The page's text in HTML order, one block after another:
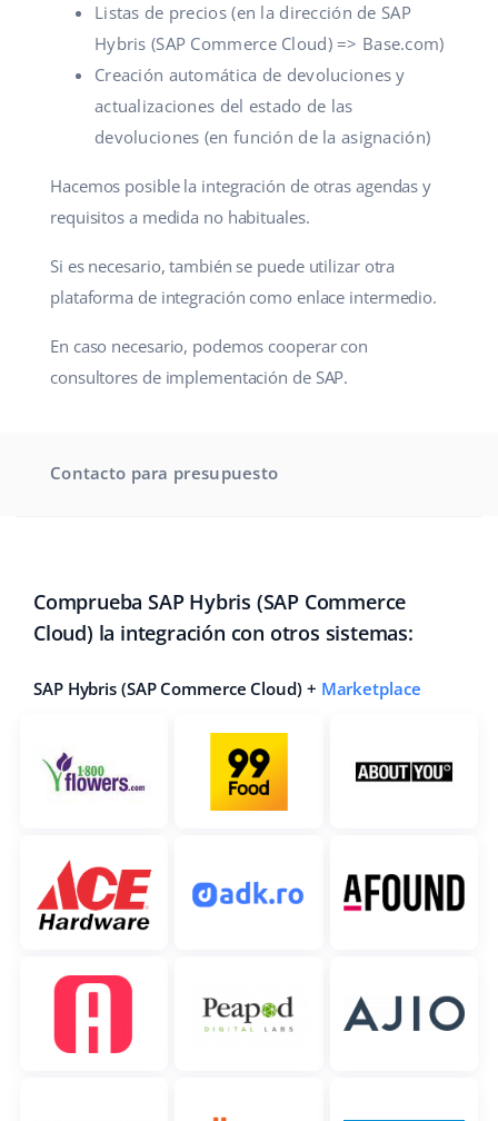
Listas de precios (en la dirección de SAP
Hybris (SAP Commerce Cloud) => Base.com)
Creación automática de devoluciones y
actualizaciones del estado de las
devoluciones (en función de la asignación)
Hacemos posible la integración de otras agendas y
requisitos a medida no habituales.
Si es necesario, también se puede utilizar otra
plataforma de integración como enlace intermedio.
En caso necesario, podemos cooperar con
consultores de implementación de SAP.
Contacto para presupuesto
Comprueba SAP Hybris (SAP Commerce
Cloud) la integración con otros sistemas:
SAP Hybris (SAP Commerce Cloud) + Marketplace